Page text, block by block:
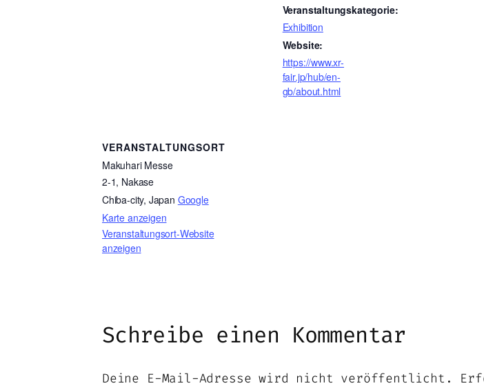
Veranstaltungskategorie:
Exhibition
Website:
https://www.xr-
fair.jp/hub/en-
gb/about.html
VERANSTALTUNGSORT
Makuhari Messe
2-1, Nakase
Chiba-city, Japan Google
Karte anzeigen
Veranstaltungsort-Website
anzeigen
Schreibe einen Kommentar
Deine E-Mail-Adresse wird nicht veröffentlicht.